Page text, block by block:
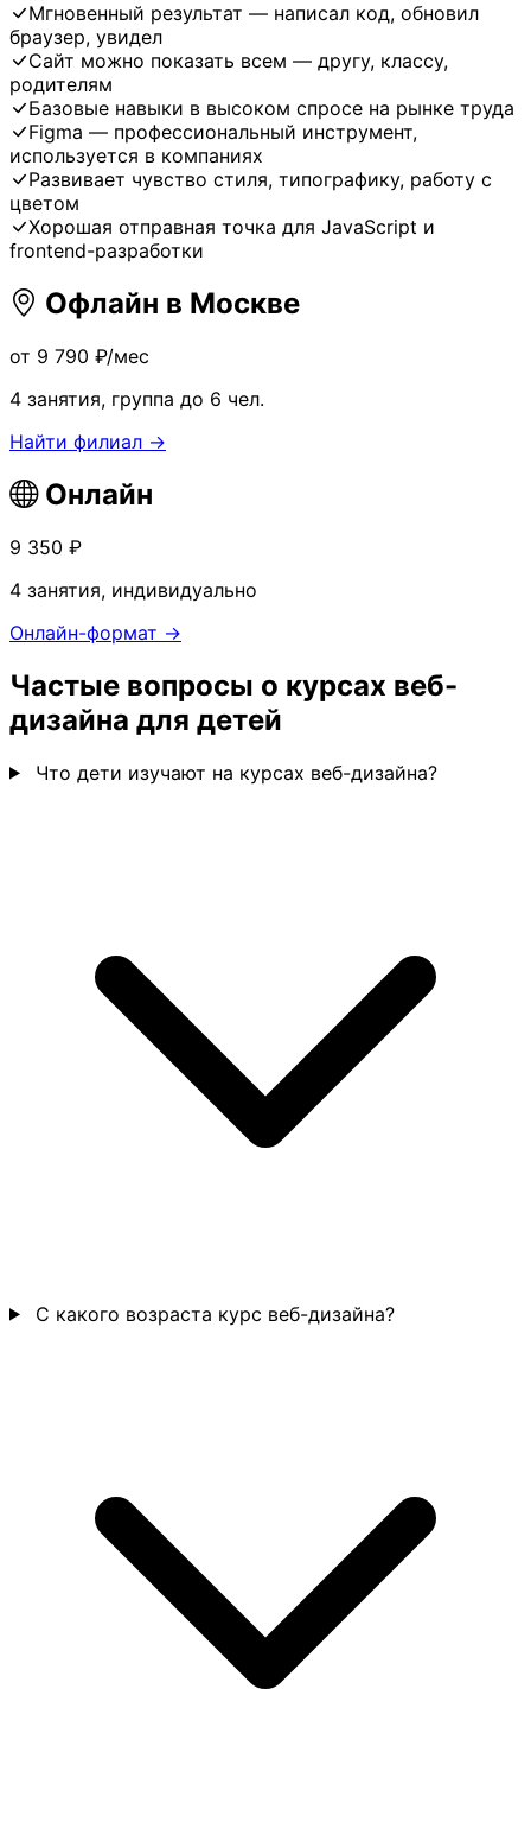
Мгновенный результат — написал код, обновил
браузер, увидел
Сайт можно показать всем — другу, классу,
родителям
Базовые навыки в высоком спросе на рынке труда
Figma — профессиональный инструмент,
используется в компаниях
Развивает чувство стиля, типографику, работу с
цветом
Хорошая отправная точка для JavaScript и
frontend-разработки
Офлайн в Москве
от 9 790 ₽/мес
4 занятия, группа до 6 чел.
Найти филиал →
Онлайн
9 350 ₽
4 занятия, индивидуально
Онлайн-формат →
Частые вопросы о курсах веб-
дизайна для детей
Что дети изучают на курсах веб-дизайна?
С какого возраста курс веб-дизайна?